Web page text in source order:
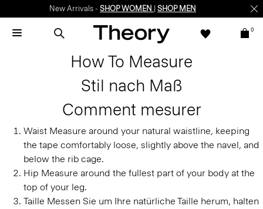
New Arrivals - SHOP WOMEN SHOP MEN
0
How To Measure
Stil nach Maß
Comment mesurer
Waist Measure around your natural waistline, keeping
the tape comfortably loose, slightly above the navel, and
below the rib cage.
Hip Measure around the fullest part of your body at the
top of your leg.
Taille Messen Sie um Ihre natürliche Taille herum, halten